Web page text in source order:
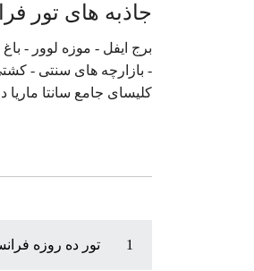
جاذبه های تور فرانسه، سوئیس
برج ایفل - موزه لوور -
- بازارچه های سنتی -
کلیسای جامع سانتا ماریا
1 تور ده روزه